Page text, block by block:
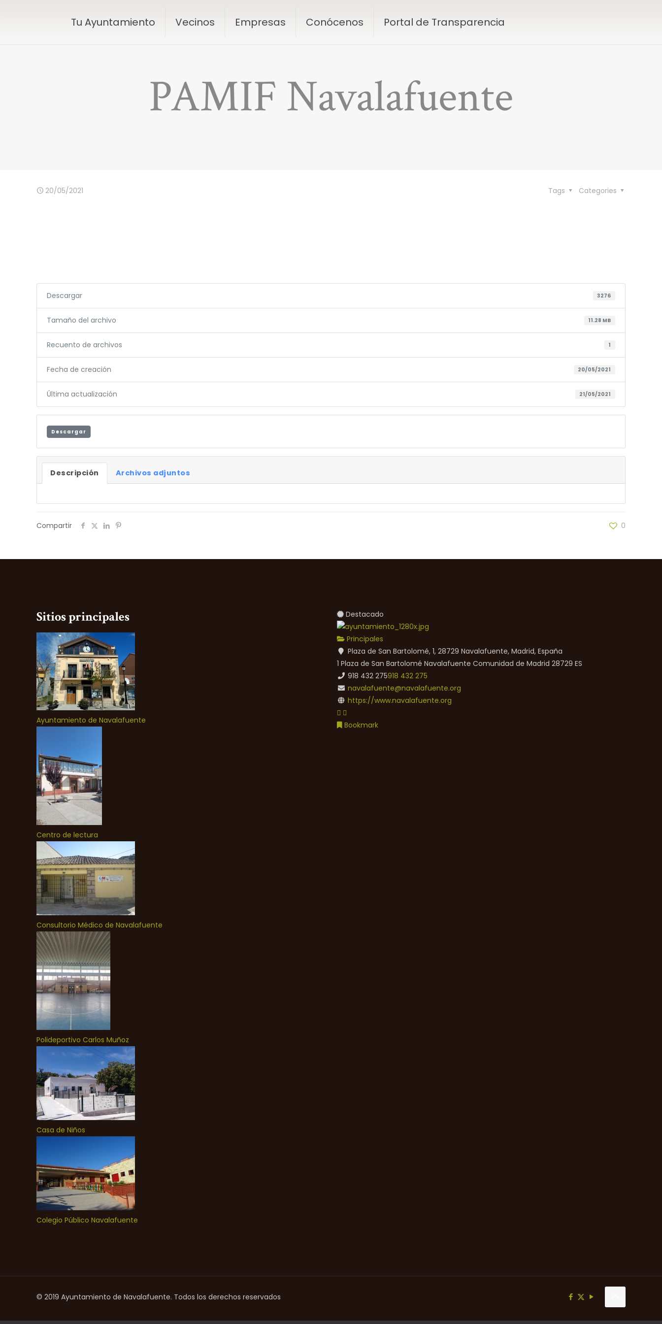
Tu Ayuntamiento Vecinos Empresas Conócenos Portal de Transparencia
PAMIF Navalafuente
20/05/2021 Categories
Tags
Descargar 3276
Tamaño del archivo 11.28 MB
Recuento de archivos 1
Fecha de creación 20/05/2021
Última actualización 21/05/2021
Descargar
Descripción Archivos adjuntos
Compartir 0
Sitios principales
Ayuntamiento de Navalafuente
Centro de lectura
Consultorio Médico de Navalafuente
Polideportivo Carlos Muñoz
Casa de Niños
Colegio Público Navalafuente
Destacado
Principales
Plaza de San Bartolomé, 1, 28729 Navalafuente, Madrid, España
1 Plaza de San Bartolomé Navalafuente Comunidad de Madrid 28729 ES
918 432 275918 432 275
navalafuente@navalafuente.org
https://www.navalafuente.org
Bookmark
© 2019 Ayuntamiento de Navalafuente. Todos los derechos reservados